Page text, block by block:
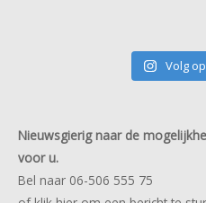
Volg
Nieuwsgierig naar de
voor u.
Bel naar 06-506 555 75